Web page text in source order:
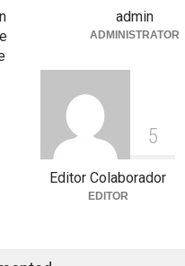
histórico con 11 preseas y
tres marcas récord en Santo
admin
ADMINISTRATOR
5
Editor Colaborador
EDITOR